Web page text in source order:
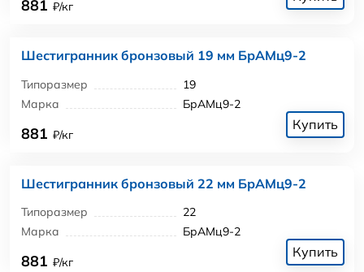
881 ₽/кг
Шестигранник бронзовый 19 мм БрАМц9-2
Типоразмер
19
Марка
БрАМц9-2
881 ₽/кг
Купить
Шестигранник бронзовый 22 мм БрАМц9-2
Типоразмер
22
Марка
БрАМц9-2
881 ₽/кг
Купить